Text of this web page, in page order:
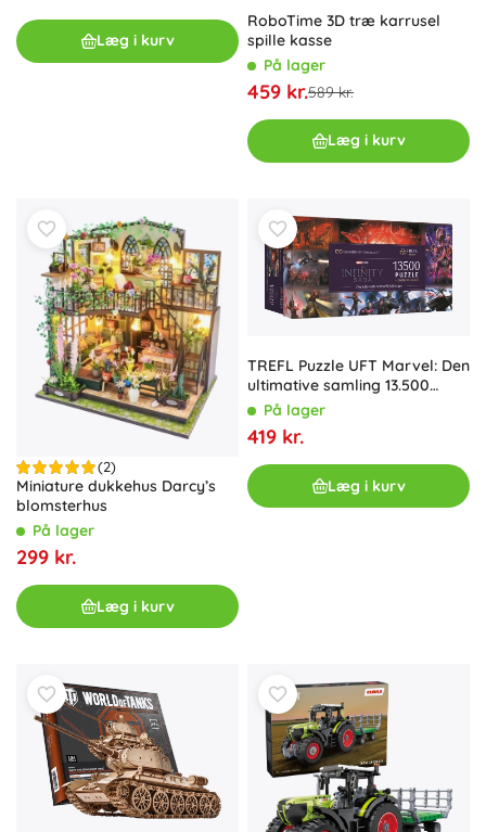
Læg i kurv
RoboTime 3D træ karrusel
spille kasse
På lager
459 kr.589 kr.
Læg i kurv
(2)
Miniature dukkehus Darcy’s
blomsterhus
På lager
299 kr.
Læg i kurv
TREFL Puzzle UFT Marvel: Den
ultimative samling 13.500
brikker
På lager
419 kr.
Læg i kurv